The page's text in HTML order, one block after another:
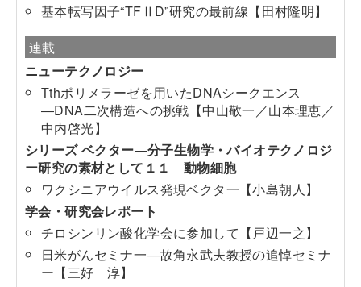
基本転写因子“TFⅡD”研究の最前線【田村隆明】
連載
ニューテクノロジー
Tthポリメラーゼを用いたDNAシークエンス
―DNA二次構造への挑戦【中山敬一／山本理恵／
中内啓光】
シリーズ ベクター―分子生物学・バイオテクノロジ
ー研究の素材として１１ 動物細胞
ワクシニアウイルス発現ベクタ一【小島朝人】
学会・研究会レポート
チロシンリン酸化学会に参加して【戸辺一之】
日米がんセミナ一―故角永武夫教授の追悼セミナ
ー【三好 淳】